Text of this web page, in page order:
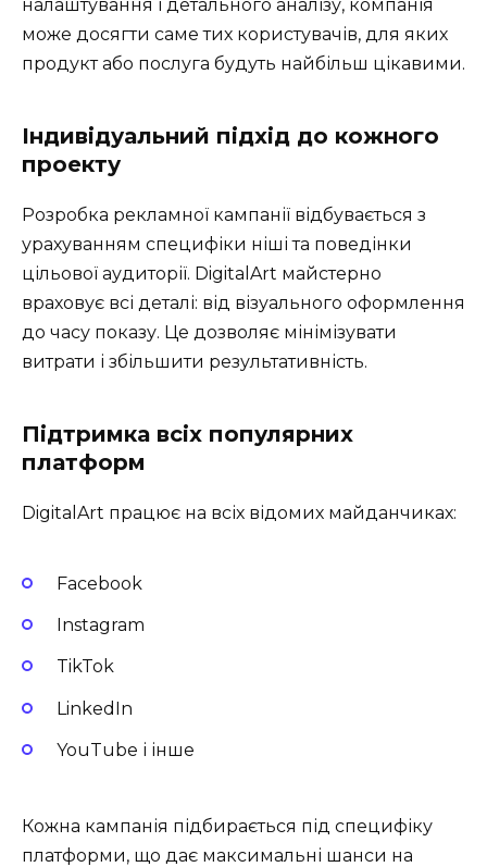
налаштування і детального аналізу, компанія
може досягти саме тих користувачів, для яких
продукт або послуга будуть найбільш цікавими.
Індивідуальний підхід до кожного
проекту
Розробка рекламної кампанії відбувається з
урахуванням специфіки ніші та поведінки
цільової аудиторії. DigitalArt майстерно
враховує всі деталі: від візуального оформлення
до часу показу. Це дозволяє мінімізувати
витрати і збільшити результативність.
Підтримка всіх популярних
платформ
DigitalArt працює на всіх відомих майданчиках:
Facebook
Instagram
TikTok
LinkedIn
YouTube і інше
Кожна кампанія підбирається під специфіку
платформи, що дає максимальні шанси на